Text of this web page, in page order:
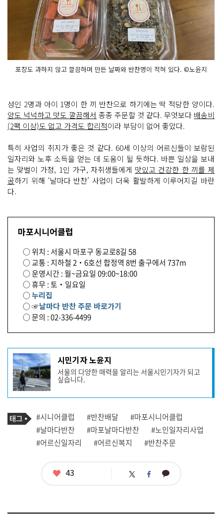
포장도 과하지 않고 깔끔하며 만든 날짜와 반찬명이 적혀 있다. ©노윤지
성인 2명과 아이 1명이 한 끼 반찬으로 하기에는 딱 적당한 양이다.
양도 넉넉하고 맛도 깔끔해서 종종 주문할 것 같다. 무엇보다 배송비
(2팩 이상)도 없고 가격도 합리적이라 부담이 없어 좋았다.
특히 사업의 취지가 좋은 것 같다. 60세 이상의 어르신들이 보람된
일자리와 노후 소득을 얻는 데 도움이 될 듯하다. 바쁜 일상을 보내
는 맞벌이 가정, 1인 가구, 자취생들에게 맛있고 건강한 한 끼를 제
공하기 위해 ‘날마다 반찬’ 사업이 더욱 활발하게 이루어지길 바란
다.
마포시니어클럽
○ 위치 : 서울시 마포구 동교로8길 58
○ 교통 : 지하철 2‧6호선 합정역 8번 출구에서 737m
○ 운영시간 : 월~금요일 09:00~18:00
○ 휴무 : 토‧일요일
○누리집
○ ☞날마다 반찬 주문 바로가기
○ 문의 : 02-336-4499
기
사
작
성
자
프
필
시민기자 노윤지
서울의 다양한 매력을 알리는 서울시민기자가 되고
싶습니다.
기
사
관
련
태
태
그
#시니어클럽 #반찬배달
#마포시니어클럽
#날마다반찬
#마포날마다반찬
#노인일자리사업
#어르신일자리
#어르신복지 #반찬주문
좋
43 트 페 카